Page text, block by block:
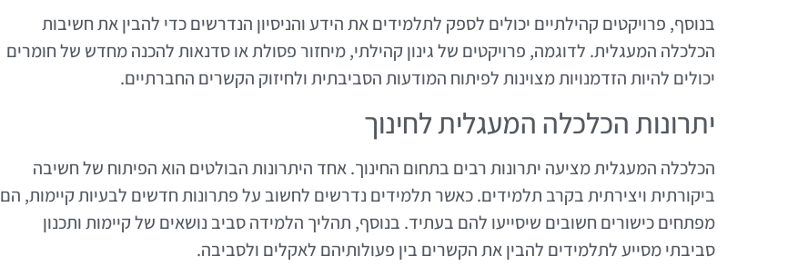
בנוסף, פרויקטים קהילתיים יכולים לספק לתלמידים את הידע והניסיון הנדרשים כדי להבין את חשיבות
הכלכלה המעגלית. לדוגמה, פרויקטים של גינון קהילתי, מיחזור פסולת או סדנאות להכנה מחדש של חומרים
יכולים להיות הזדמנויות מצוינות לפיתוח המודעות הסביבתית ולחיזוק הקשרים החברתיים.
יתרונות הכלכלה המעגלית לחינוך
הכלכלה המעגלית מציעה יתרונות רבים בתחום החינוך. אחד היתרונות הבולטים הוא הפיתוח של חשיבה
ביקורתית ויצירתית בקרב תלמידים. כאשר תלמידים נדרשים לחשוב על פתרונות חדשים לבעיות קיימות, הם
מפתחים כישורים חשובים שיסייעו להם בעתיד. בנוסף, תהליך הלמידה סביב נושאים של קיימות ותכנון
סביבתי מסייע לתלמידים להבין את הקשרים בין פעולותיהם לאקלים ולסביבה.